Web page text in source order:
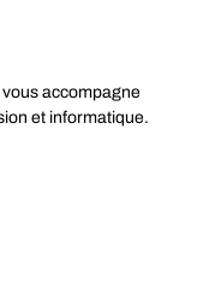
accompagne
et informatique.